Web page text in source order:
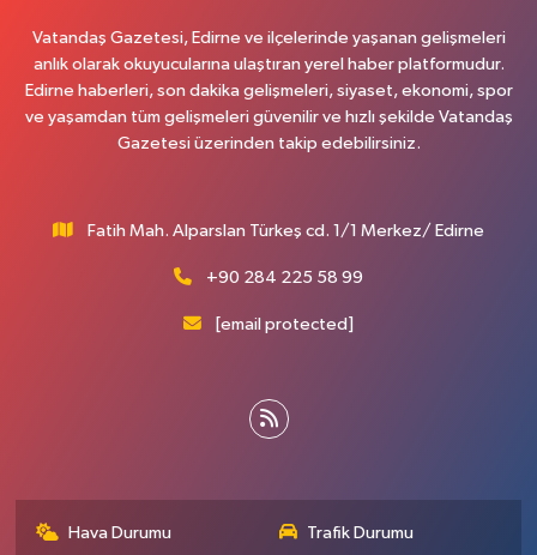
Vatandaş Gazetesi, Edirne ve ilçelerinde yaşanan gelişmeleri
anlık olarak okuyucularına ulaştıran yerel haber platformudur.
Edirne haberleri, son dakika gelişmeleri, siyaset, ekonomi, spor
ve yaşamdan tüm gelişmeleri güvenilir ve hızlı şekilde Vatandaş
Gazetesi üzerinden takip edebilirsiniz.
Fatih Mah. Alparslan Türkeş cd. 1/1 Merkez/ Edirne
+90 284 225 58 99
[email protected]
Hava Durumu Trafik Durumu